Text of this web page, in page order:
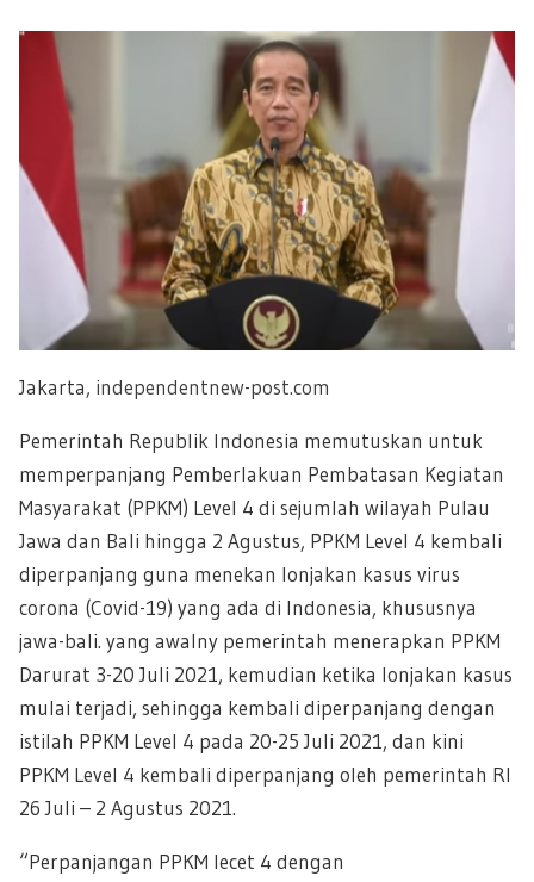
Jakarta, independentnew-post.com
Pemerintah Republik Indonesia memutuskan untuk
memperpanjang Pemberlakuan Pembatasan Kegiatan
Masyarakat (PPKM) Level 4 di sejumlah wilayah Pulau
Jawa dan Bali hingga 2 Agustus, PPKM Level 4 kembali
diperpanjang guna menekan lonjakan kasus virus
corona (Covid-19) yang ada di Indonesia, khususnya
jawa-bali. yang awalny pemerintah menerapkan PPKM
Darurat 3-20 Juli 2021, kemudian ketika lonjakan kasus
mulai terjadi, sehingga kembali diperpanjang dengan
istilah PPKM Level 4 pada 20-25 Juli 2021, dan kini
PPKM Level 4 kembali diperpanjang oleh pemerintah RI
26 Juli – 2 Agustus 2021.
“Perpanjangan PPKM lecet 4 dengan